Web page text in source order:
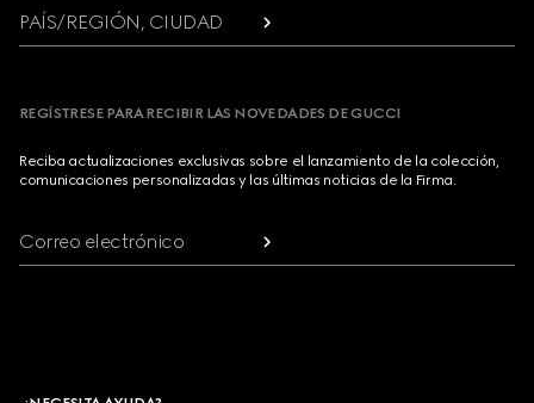
PAÍS/REGIÓN, CIUDAD
REGÍSTRESE PARA RECIBIR LAS NOVEDADES DE GUCCI
Reciba actualizaciones exclusivas sobre el lanzamiento de la colección,
comunicaciones personalizadas y las últimas noticias de la Firma.
Correo electrónico